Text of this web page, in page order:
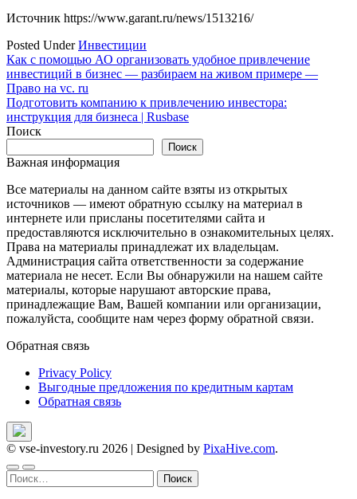
Источник https://www.garant.ru/news/1513216/
Posted UnderИнвестиции
Навигация
по
записям
Как с помощью АО организовать удобное привлечение
инвестиций в бизнес — разбираем на живом примере —
Право на vc. ru
Подготовить компанию к привлечению инвестора:
инструкция для бизнеса | Rusbase
Поиск
Поиск
Важная информация
Все материалы на данном сайте взяты из открытых
источников — имеют обратную ссылку на материал в
интернете или присланы посетителями сайта и
предоставляются исключительно в ознакомительных целях.
Права на материалы принадлежат их владельцам.
Администрация сайта ответственности за содержание
материала не несет. Если Вы обнаружили на нашем сайте
материалы, которые нарушают авторские права,
принадлежащие Вам, Вашей компании или организации,
пожалуйста, сообщите нам через форму обратной связи.
Обратная связь
Privacy Policy
Выгодные предложения по кредитным картам
Обратная связь
© vse-investory.ru 2026 | Designed by PixaHive.com.
Найти: